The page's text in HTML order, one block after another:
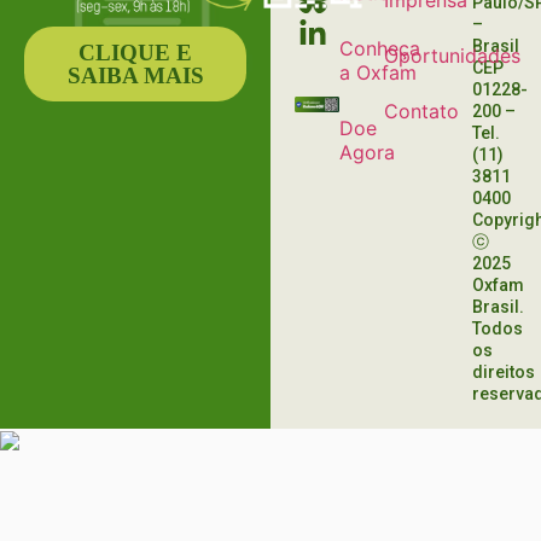
Conheça
a Oxfam
Doe
Agora
Oportunidades
Contato
–
Brasil
CEP
01228-
200 –
Tel.
(11)
3811
0400
ⓒ
2025
Oxfam
Brasil.
Todos
os
direitos
CLIQUE E
SAIBA MAIS